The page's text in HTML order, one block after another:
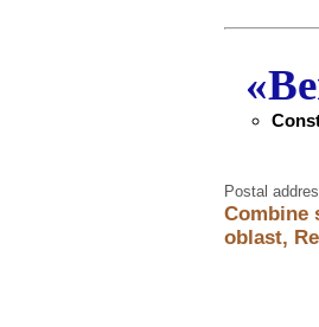
Postal
Combine
oblast,